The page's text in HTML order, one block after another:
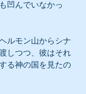
凹んでいなかっ
ルモン山からシナ
しつつ、彼はそれ
る神の国を見たの